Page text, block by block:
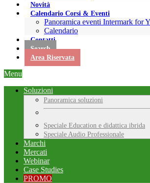
Novità
Calendario Corsi & Eventi
Panoramica eventi Intermark for
Calendario
Contatti
Search
Area Riservata
Menu
Soluzioni
Panoramica soluzioni
Speciale Education e didattica ibrida
Speciale Audio Professionale
Marchi
Mercati
Webinar
Case Studies
PROMO